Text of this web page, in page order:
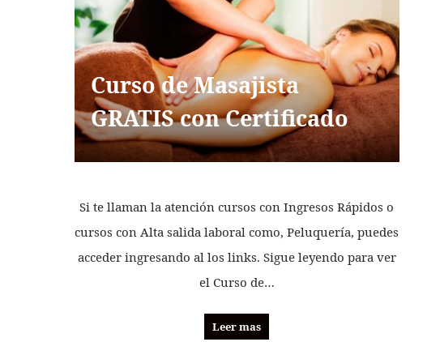
Curso de Masajista
GRATIS con Certificado
Si te llaman la atención cursos con Ingresos Rápidos o
cursos con Alta salida laboral como, Peluquería, puedes
acceder ingresando al los links. Sigue leyendo para ver
el Curso de…
Leer mas